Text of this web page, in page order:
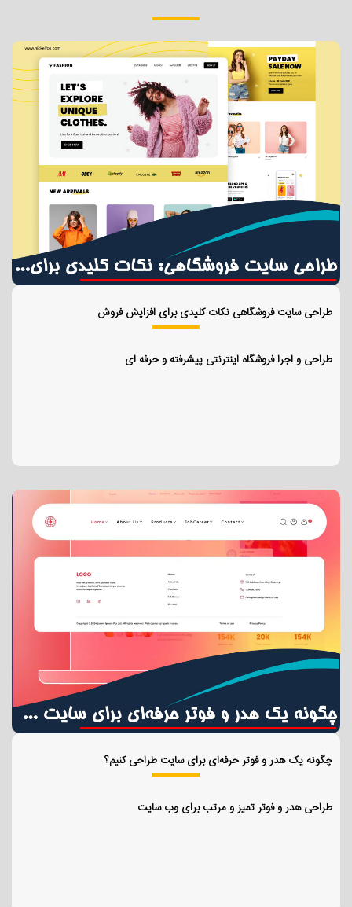
طراحی سایت فروشگاهی نکات کلیدی برای افزایش فروش
طراحی و اجرا فروشگاه اینترنتی پیشرفته و حرفه ای
چگونه یک هدر و فوتر حرفه‌ای برای سایت طراحی کنیم؟
طراحی هدر و فوتر تمیز و مرتب برای وب سایت